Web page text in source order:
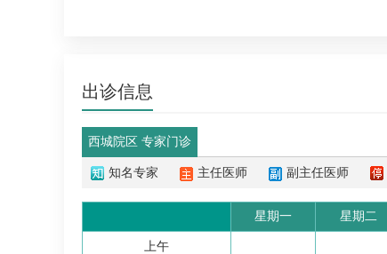
出诊信息
西城院区 专家门诊
知名专家 主任医师 副主任医师
星期一 星期二
上午